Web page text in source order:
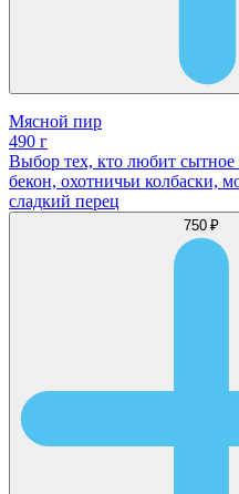
Мясной пир
490 г
Выбор тех, кто любит
бекон, охотничьи колбаски,
сладкий перец
750 ₽